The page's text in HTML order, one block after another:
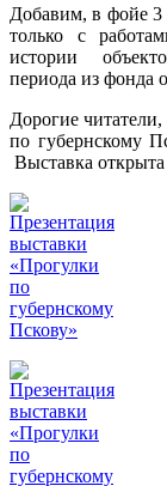
Добавим, в фойе 3
только с
истории
периода из фонда
Дорогие
по губернскому
Выставка